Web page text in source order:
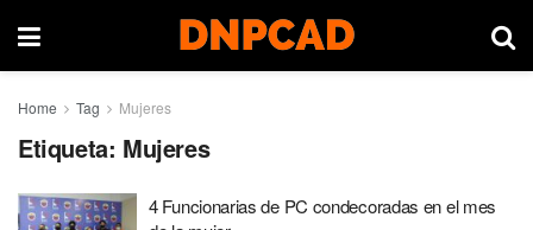
Home Tag Mujeres
Etiqueta: Mujeres
4 Funcionarias de PC condecoradas en el mes